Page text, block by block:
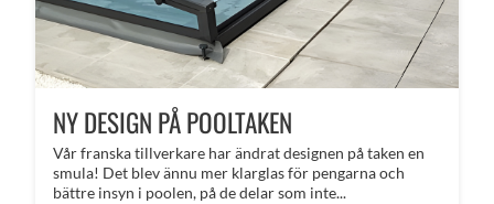
NY DESIGN PÅ POOLTAKEN
Vår franska tillverkare har ändrat designen på taken en
smula! Det blev ännu mer klarglas för pengarna och
bättre insyn i poolen, på de delar som inte...